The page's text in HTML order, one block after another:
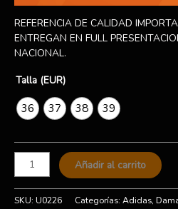
REFERENCIA DE CALIDAD
ENTREGAN EN FULL
NACIONAL.
Talla (EUR)
36 37 38 39
Añadir al carrito
SKU: U0226 Categorías: Adidas,